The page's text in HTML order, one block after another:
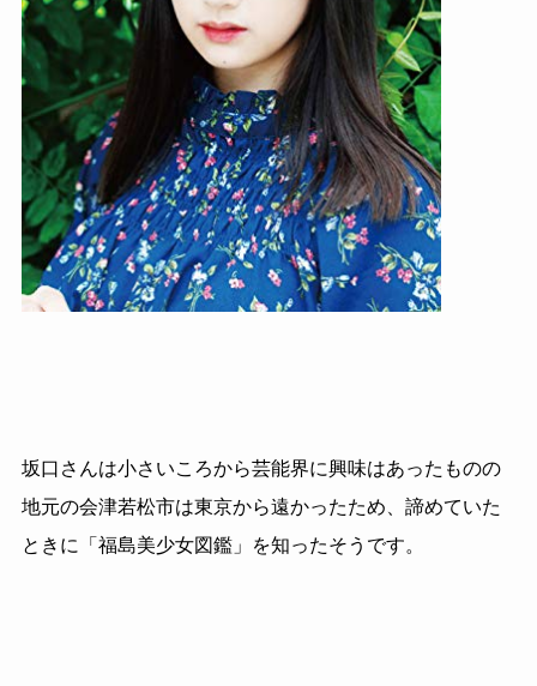
坂口さんは小さいころから芸能界に興味はあったものの
地元の会津若松市は東京から遠かったため、諦めていた
ときに「福島美少女図鑑」を知ったそうです。